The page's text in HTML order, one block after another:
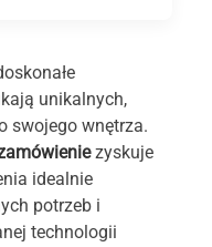
unikalnych,
swojego wnętrza.
zyskuje
idealnie
potrzeb i
technologii